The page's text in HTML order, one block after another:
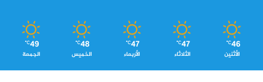
46
℃
الأثنين
47
℃
الثلاثاء
47
℃
الأربعاء
48
℃
الخميس
49
℃
الجمعة